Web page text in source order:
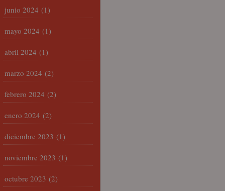
junio 2024 (1)
mayo 2024 (1)
abril 2024 (1)
marzo 2024 (2)
febrero 2024 (2)
enero 2024 (2)
diciembre 2023 (1)
noviembre 2023 (1)
octubre 2023 (2)